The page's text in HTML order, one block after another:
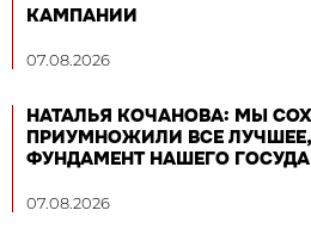
КАМПАНИИ
07.08.2026
НАТАЛЬЯ КОЧАНОВА: МЫ
ПРИУМНОЖИЛИ ВСЕ
ФУНДАМЕНТ НАШЕГО
07.08.2026